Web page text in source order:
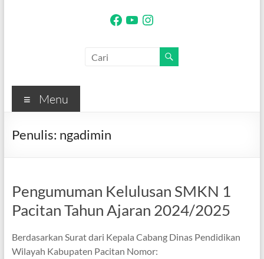
Facebook
YouTubeInstagram
Menu
Penulis: ngadimin
Pengumuman Kelulusan SMKN 1
Pacitan Tahun Ajaran 2024/2025
Berdasarkan Surat dari Kepala Cabang Dinas Pendidikan
Wilayah Kabupaten Pacitan Nomor: